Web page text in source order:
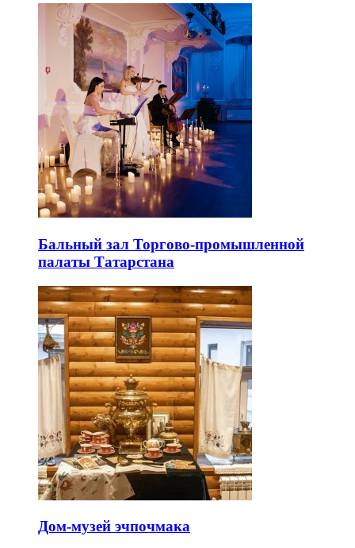
Бальный зал Торгово-промышленной
палаты Татарстана
Дом-музей эчпочмака